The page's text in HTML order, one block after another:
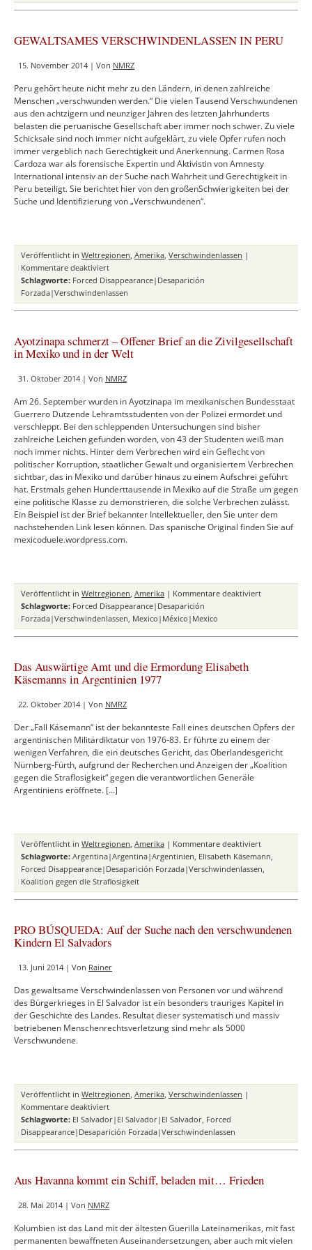
Gewalt,
Repression
Ein
von
Silvia
Méndez
GEWALTSAMES VERSCHWINDENLASSEN IN PERU
15. November 2014 | Von NMRZ
Peru gehört heute nicht mehr zu den Ländern, in denen zahlreiche
Menschen „verschwunden werden.“ Die vielen Tausend Verschwundenen
aus den achtzigern und neunziger Jahren des letzten Jahrhunderts
belasten die peruanische Gesellschaft aber immer noch schwer. Zu viele
Schicksale sind noch immer nicht aufgeklärt, zu viele Opfer rufen noch
immer vergeblich nach Gerechtigkeit und Anerkennung. Carmen Rosa
Cardoza war als forensische Expertin und Aktivistin von Amnesty
International intensiv an der Suche nach Wahrheit und Gerechtigkeit in
Peru beteiligt. Sie berichtet hier von den großenSchwierigkeiten bei der
Suche und Identifizierung von „Verschwundenen“.
Veröffentlicht in Weltregionen, Amerika, Verschwindenlassen |
Kommentare deaktiviertfür
GEWALTSAMES
VERSCHWINDENLASSEN
IN
Schlagworte: Forced Disappearance|Desaparición
Forzada|Verschwindenlassen
Ayotzinapa schmerzt – Offener Brief an die Zivilgesellschaft
in Mexiko und in der Welt
31. Oktober 2014 | Von NMRZ
Am 26. September wurden in Ayotzinapa im mexikanischen Bundesstaat
Guerrero Dutzende Lehramtsstudenten von der Polizei ermordet und
verschleppt. Bei den schleppenden Untersuchungen sind bisher
zahlreiche Leichen gefunden worden, von 43 der Studenten weiß man
noch immer nichts. Hinter dem Verbrechen wird ein Geflecht von
politischer Korruption, staatlicher Gewalt und organisiertem Verbrechen
sichtbar, das in Mexiko und darüber hinaus zu einem Aufschrei geführt
hat. Erstmals gehen Hunderttausende in Mexiko auf die Straße um gegen
eine politische Klasse zu demonstrieren, die solche Verbrechen zulässt.
Ein Beispiel ist der Brief bekannter Intellektueller, den Sie unter dem
nachstehenden Link lesen können. Das spanische Original finden Sie auf
mexicoduele.wordpress.com.
Veröffentlicht in Weltregionen, Amerika | Kommentare deaktiviertfür
–
und
in
der
Welt
Schlagworte: Forced Disappearance|Desaparición
Forzada|Verschwindenlassen, Mexico|México|Mexico
Das Auswärtige Amt und die Ermordung Elisabeth
Käsemanns in Argentinien 1977
22. Oktober 2014 | Von NMRZ
Der „Fall Käsemann“ ist der bekannteste Fall eines deutschen Opfers der
argentinischen Militärdiktatur von 1976-83. Er führte zu einem der
wenigen Verfahren, die ein deutsches Gericht, das Oberlandesgericht
Nürnberg-Fürth, aufgrund der Recherchen und Anzeigen der „Koalition
gegen die Straflosigkeit“ gegen die verantwortlichen Generäle
Argentiniens eröffnete. […]
Veröffentlicht in Weltregionen, Amerika | Kommentare deaktiviertfür
Das
Auswärtige
und
Elisabeth
Schlagworte: Argentina|Argentina|Argentinien, Elisabeth Käsemann,
Forced Disappearance|Desaparición Forzada|Verschwindenlassen,
Koalition gegen die Straflosigkeit
PRO BÚSQUEDA: Auf der Suche nach den verschwundenen
Kindern El Salvadors
13. Juni 2014 | Von Rainer
Das gewaltsame Verschwindenlassen von Personen vor und während
des Bürgerkrieges in El Salvador ist ein besonders trauriges Kapitel in
der Geschichte des Landes. Resultat dieser systematisch und massiv
betriebenen Menschenrechtsverletzung sind mehr als 5000
Verschwundene.
Veröffentlicht in Weltregionen, Amerika, Verschwindenlassen |
Kommentare deaktiviertfür
PRO
BÚSQUEDA:
Auf
nach
verschwundenen
El
Salvadors
Schlagworte: El Salvador|El Salvador|El Salvador, Forced
Disappearance|Desaparición Forzada|Verschwindenlassen
Aus Havanna kommt ein Schiff, beladen mit… Frieden
28. Mai 2014 | Von NMRZ
Kolumbien ist das Land mit der ältesten Guerilla Lateinamerikas, mit fast
permanenten bewaffneten Auseinandersetzungen, aber auch mit vielen